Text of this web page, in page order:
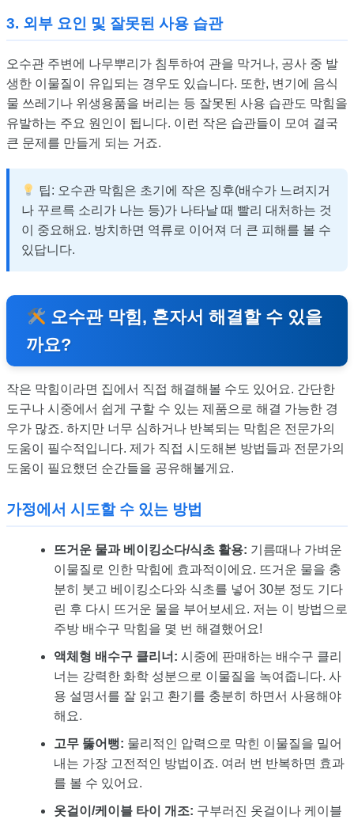
3. 외부 요인 및 잘못된 사용 습관
오수관 주변에 나무뿌리가 침투하여 관을 막거나, 공사 중 발
생한 이물질이 유입되는 경우도 있습니다. 또한, 변기에 음식
물 쓰레기나 위생용품을 버리는 등 잘못된 사용 습관도 막힘을
유발하는 주요 원인이 됩니다. 이런 작은 습관들이 모여 결국
큰 문제를 만들게 되는 거죠.
팁: 오수관 막힘은 초기에 작은 징후(배수가 느려지거
나 꾸르륵 소리가 나는 등)가 나타날 때 빨리 대처하는 것
이 중요해요. 방치하면 역류로 이어져 더 큰 피해를 볼 수
있답니다.
오수관 막힘, 혼자서 해결할 수 있을
까요?
작은 막힘이라면 집에서 직접 해결해볼 수도 있어요. 간단한
도구나 시중에서 쉽게 구할 수 있는 제품으로 해결 가능한 경
우가 많죠. 하지만 너무 심하거나 반복되는 막힘은 전문가의
도움이 필수적입니다. 제가 직접 시도해본 방법들과 전문가의
도움이 필요했던 순간들을 공유해볼게요.
가정에서 시도할 수 있는 방법
뜨거운 물과 베이킹소다/식초 활용: 기름때나 가벼운
이물질로 인한 막힘에 효과적이에요. 뜨거운 물을 충
분히 붓고 베이킹소다와 식초를 넣어 30분 정도 기다
린 후 다시 뜨거운 물을 부어보세요. 저는 이 방법으로
주방 배수구 막힘을 몇 번 해결했어요!
액체형 배수구 클리너: 시중에 판매하는 배수구 클리
너는 강력한 화학 성분으로 이물질을 녹여줍니다. 사
용 설명서를 잘 읽고 환기를 충분히 하면서 사용해야
해요.
고무 뚫어뻥: 물리적인 압력으로 막힌 이물질을 밀어
내는 가장 고전적인 방법이죠. 여러 번 반복하면 효과
를 볼 수 있어요.
옷걸이/케이블 타이 개조: 구부러진 옷걸이나 케이블